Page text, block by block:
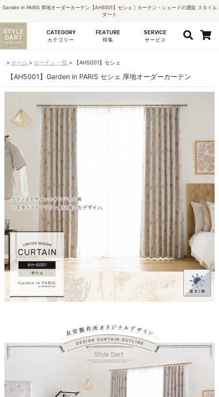
Garden in PARIS 厚地オーダーカーテン【AH5001】セシェ｜カーテン・シェードの通販 スタイル
ダート
CATEGORY
カテゴリー
FEATURE
特集
SERVICE
サービス
ホーム カーテン 一覧 【AH5001】セシェ
【AH5001】Garden in PARIS セシェ 厚地オーダーカーテン